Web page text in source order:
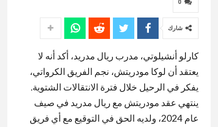
0
شارك
كارلو أنشيلوتي، مدرب ريال مدريد، أكد أنه لا
يعتقد أن لوكا مودريتش، نجم الفريق الكرواتي،
يفكر في الرحيل خلال فترة الانتقالات الشتوية.
ينتهي عقد مودريتش مع ريال مدريد في صيف
عام 2024، ولديه الحق في التوقيع مع أي فريق